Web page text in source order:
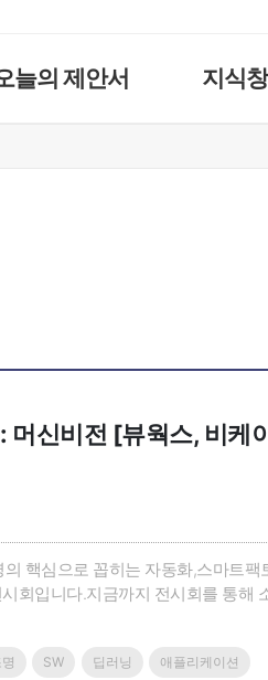
늘의 제안서 지식
신비전 [뷰웍스, 비케
핵심으로 꼽히는 자동화,스마트
회입니다.지금까지 전시회를 통해
SW 딥러닝 애플리케이션